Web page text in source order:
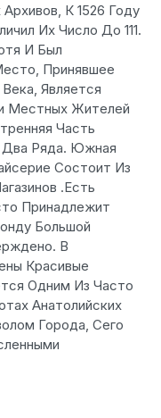
К 1526 Году
Их Число До 111.
И Был
Принявшее
Является
Местных Жителей
Часть
Два Ряда. Южная
Состоит Из
.Есть
Принадлежит
Большой
В
Красивые
Одним Из Часто
Анатолийских
Города, Сего